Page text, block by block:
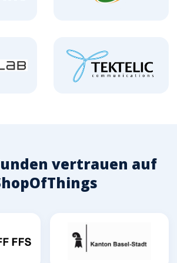
vertrauen auf